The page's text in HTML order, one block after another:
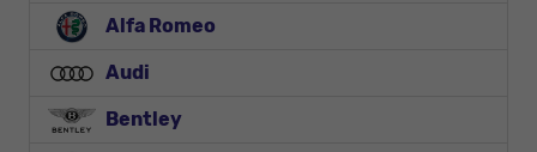
Alfa Romeo
Audi
Bentley